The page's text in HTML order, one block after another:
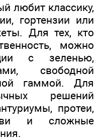
любит классику,
гортензии или
Для тех, кто
можно
с зеленью,
свободной
гаммой. Для
решений
протеи,
и сложные